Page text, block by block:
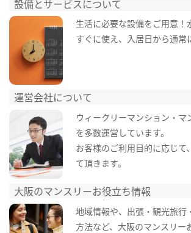
設備とサービスについて
生活に必要な設備をご用意！
すぐに使え、入居日から通常
運営会社について
ウィークリーマンション・マ
を多数運営しています。
お客様のご利用目的に応じて
て頂きます。
大阪のマンスリーお役立ち情報
地域情報や、出張・観光旅行
方法など、大阪のマンスリー